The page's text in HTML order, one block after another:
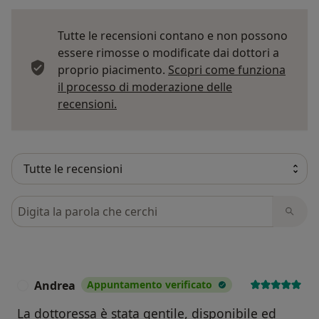
Tutte le recensioni contano e non possono
essere rimosse o modificate dai dottori a
proprio piacimento. Scopri come funziona
il processo di moderazione delle
recensioni.
Cerca nelle recensioni
Andrea Appuntamento verificato
La dottoressa è stata gentile, disponibile ed